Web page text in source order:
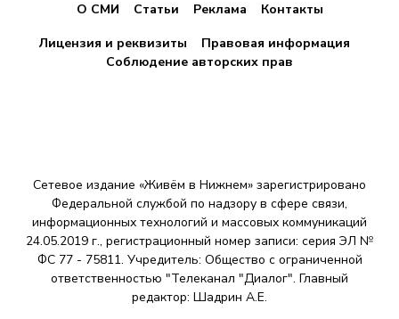
О СМИ Статьи Реклама
Контакты
Лицензия и реквизиты
Правовая информация
Соблюдение авторских прав
Сетевое издание «Живём в Нижнем» зарегистрировано
Федеральной службой по надзору в сфере связи,
информационных технологий и массовых коммуникаций
24.05.2019 г., регистрационный номер записи: серия ЭЛ №
ФС 77 - 75811. Учредитель: Общество с ограниченной
ответственностью "Телеканал "Диалог". Главный
редактор: Шадрин A.E.